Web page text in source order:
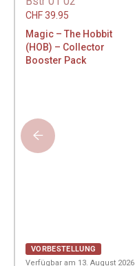
CHF39.95
Magic – The Hobbit
(HOB) – Collector
Booster Pack
VORBESTELLUNG
Verfügbar am 13. August 2026